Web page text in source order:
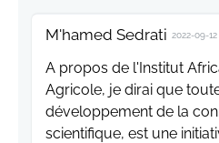
M'hamed Sedrati 2022-09-
A propos de l'Institut
Agricole, je dirai que
développement de la
scientifique, est une